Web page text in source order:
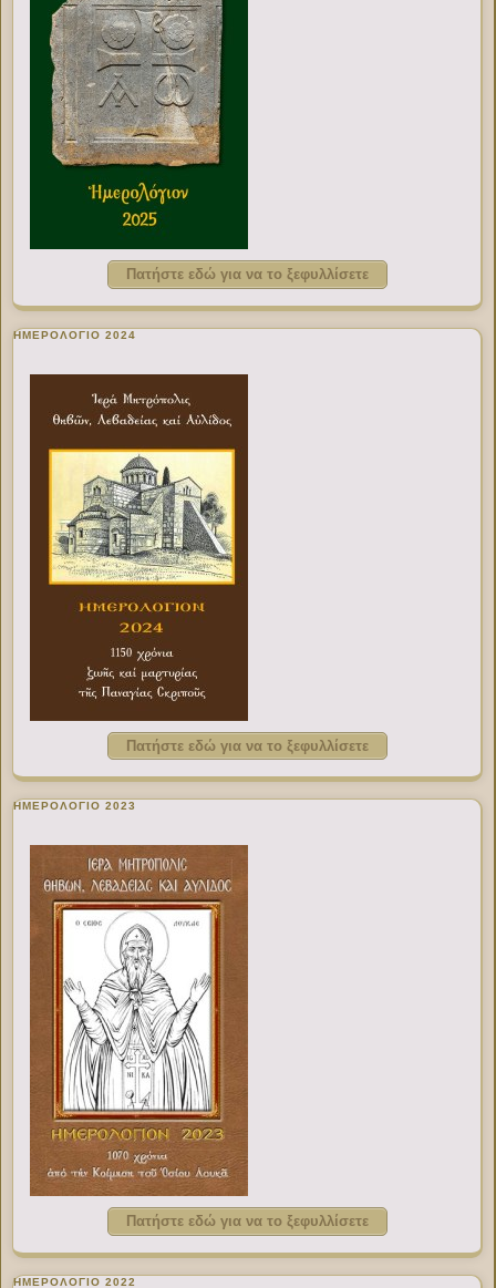
Πατήστε εδώ για να το ξεφυλλίσετε
ΗΜΕΡΟΛΟΓΙΟ 2024
Πατήστε εδώ για να το ξεφυλλίσετε
ΗΜΕΡΟΛΟΓΙΟ 2023
Πατήστε εδώ για να το ξεφυλλίσετε
ΗΜΕΡΟΛΟΓΙΟ 2022